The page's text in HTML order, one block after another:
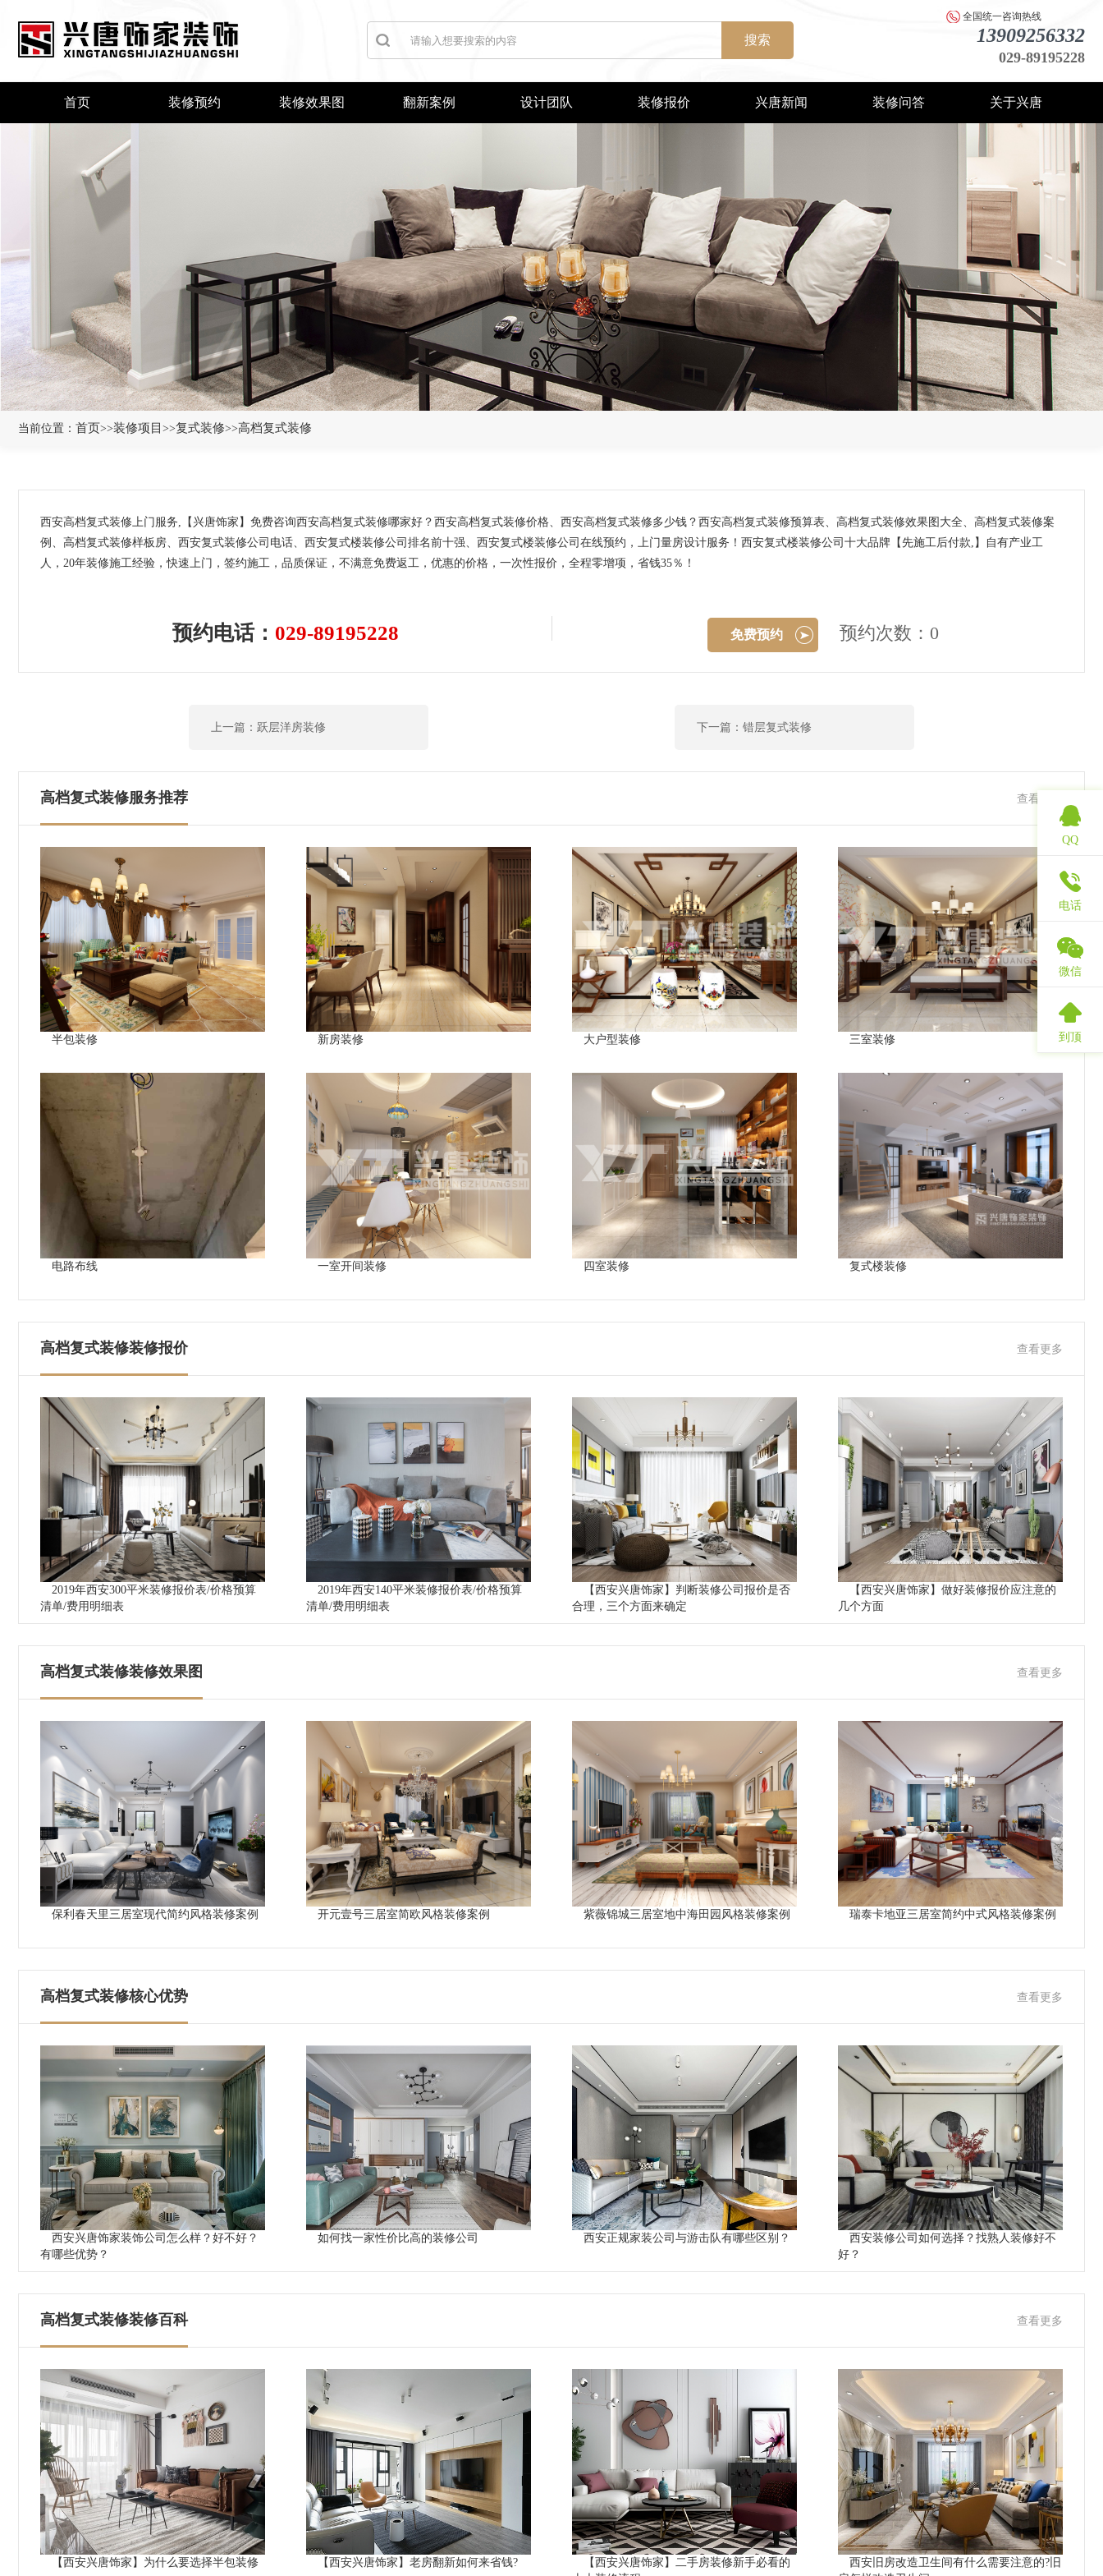
搜索
全国统一咨询热线
13909256332
029-89195228
首页 装修预约 装修效果图 翻新案例 设计团队 装修报价 兴唐新闻 装修问答 关于兴唐
当前位置： 首页>>装修项目 >>复式装修>>高档复式装修
西安高档复式装修上门服务,【兴唐饰家】免费咨询西安高档复式装修哪家好？西安高档复式装修价格、西安高档复式装修多少钱？西安高档复式装修预算表、高档复式装修效果图大全、高档复式装修案
例、高档复式装修样板房、西安复式装修公司电话、西安复式楼装修公司排名前十强、西安复式楼装修公司在线预约，上门量房设计服务！西安复式楼装修公司十大品牌【先施工后付款,】自有产业工
人，20年装修施工经验，快速上门，签约施工，品质保证，不满意免费返工，优惠的价格，一次性报价，全程零增项，省钱35％！
预约电话： 029-89195228 免费预约 预约次数：0
上一篇：跃层洋房装修 下一篇：错层复式装修
高档复式装修服务推荐 查看更多
半包装修 新房装修 大户型装修 三室装修
电路布线 一室开间装修 四室装修 复式楼装修
高档复式装修装修报价 查看更多
2019年西安300平米装修报价表/价格预算
清单/费用明细表
2019年西安140平米装修报价表/价格预算
清单/费用明细表
【西安兴唐饰家】判断装修公司报价是否
合理，三个方面来确定
【西安兴唐饰家】做好装修报价应注意的
几个方面
高档复式装修装修效果图 查看更多
保利春天里三居室现代简约风格装修案例 开元壹号三居室简欧风格装修案例 紫薇锦城三居室地中海田园风格装修案例 瑞泰卡地亚三居室简约中式风格装修案例
高档复式装修核心优势 查看更多
西安兴唐饰家装饰公司怎么样？好不好？
有哪些优势？
如何找一家性价比高的装修公司 西安正规家装公司与游击队有哪些区别？
西安装修公司如何选择？找熟人装修好不
好？
高档复式装修装修百科 查看更多
【西安兴唐饰家】为什么要选择半包装修 【西安兴唐饰家】老房翻新如何来省钱?
【西安兴唐饰家】二手房装修新手必看的
西安旧房改造卫生间有什么需要注意的?旧
QQ
电话
微信
到顶